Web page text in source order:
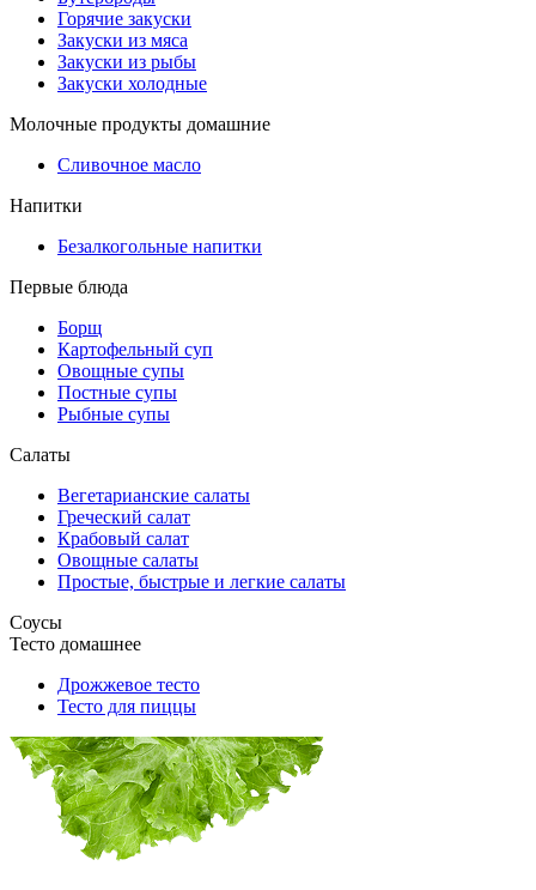
Горячие закуски
Закуски из мяса
Закуски из рыбы
Закуски холодные
Молочные продукты домашние
Сливочное масло
Напитки
Безалкогольные напитки
Первые блюда
Борщ
Картофельный суп
Овощные супы
Постные супы
Рыбные супы
Салаты
Вегетарианские салаты
Греческий салат
Крабовый салат
Овощные салаты
Простые, быстрые и легкие салаты
Соусы
Тесто домашнее
Дрожжевое тесто
Тесто для пиццы